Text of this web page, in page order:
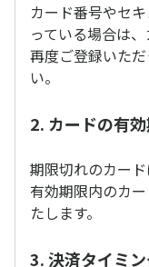
カード番号やセ
っている場合は
再度ご登録いた
い。
2. カードの有
期限切れのカード
有効期限内のカ
たします。
3. 決済タイミ